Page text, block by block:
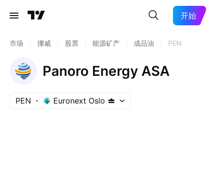
开始
市场 挪威 股票 能源矿产 成品油 PEN
Panoro Energy ASA
PEN Euronext Oslo